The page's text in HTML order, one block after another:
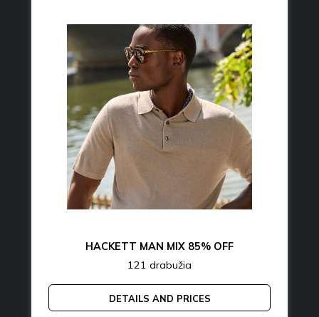
HACKETT MAN MIX 85% OFF
121 drabužia
DETAILS AND PRICES